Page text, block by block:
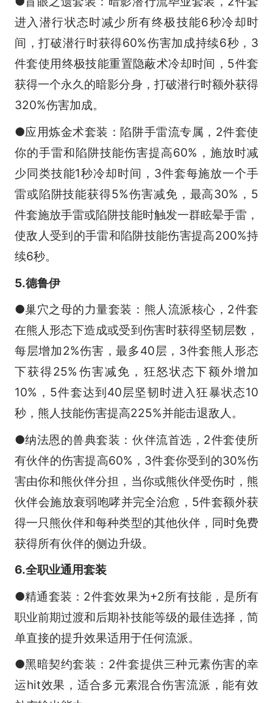
进入潜行状态时减少所有终极技能6秒冷却时
间，打破潜行时获得60%伤害加成持续6秒，3
件套使用终极技能重置隐蔽术冷却时间，5件套
获得一个永久的暗影分身，打破潜行时额外获得
320%伤害加成。
●应用炼金术套装：陷阱手雷流专属，2件套使
你的手雷和陷阱技能伤害提高60%，施放时减
少同类技能1秒冷却时间，3件套每施放一个手
雷或陷阱技能获得5%伤害减免，最高30%，5
件套施放手雷或陷阱技能时触发一群眩晕手雷，
使敌人受到的手雷和陷阱技能伤害提高200%持
续6秒。
5.德鲁伊
●巢穴之母的力量套装：熊人流派核心，2件套
在熊人形态下造成或受到伤害时获得坚韧层数，
每层增加2%伤害，最多40层，3件套熊人形态
下获得25%伤害减免，狂怒状态下额外增加
10%，5件套达到40层坚韧时进入狂暴状态10
秒，熊人技能伤害提高225%并能击退敌人。
●纳法恩的兽典套装：伙伴流首选，2件套使所
有伙伴的伤害提高60%，3件套你受到的30%伤
害由你和熊伙伴分担，当你或熊伙伴受伤时，熊
伙伴会施放衰弱咆哮并完全治愈，5件套额外获
得一只熊伙伴和每种类型的其他伙伴，同时免费
获得所有伙伴的侧边升级。
6.全职业通用套装
●精通套装：2件套效果为+2所有技能，是所有
职业前期过渡和后期补技能等级的最佳选择，简
单直接的提升效果适用于任何流派。
●黑暗契约套装：2件套提供三种元素伤害的幸
运hit效果，适合多元素混合伤害流派，能有效